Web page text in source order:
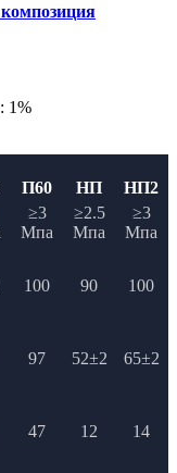
1%
П60 НП
НП2
≥3
Мпа
≥2.5
Мпа
≥3
Мпа
100 90 100
97 52±2 65±2
47 12 14